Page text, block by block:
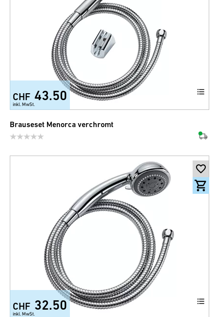
CHF 43.50
inkl. MwSt.
Brauseset Menorca verchromt
CHF 32.50
inkl. MwSt.